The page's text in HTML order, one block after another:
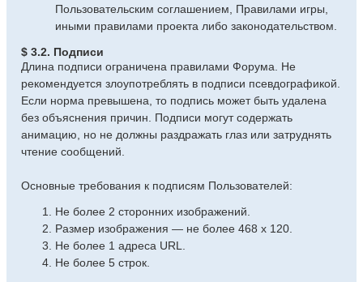
Пользовательским соглашением, Правилами игры,
иными правилами проекта либо законодательством.
$ 3.2. Подписи
Длина подписи ограничена правилами Форума. Не
рекомендуется злоупотреблять в подписи псевдографикой.
Если норма превышена, то подпись может быть удалена
без объяснения причин. Подписи могут содержать
анимацию, но не должны раздражать глаз или затруднять
чтение сообщений.
Основные требования к подписям Пользователей:
Не более 2 сторонних изображений.
Размер изображения — не более 468 x 120.
Не более 1 адреса URL.
Не более 5 строк.